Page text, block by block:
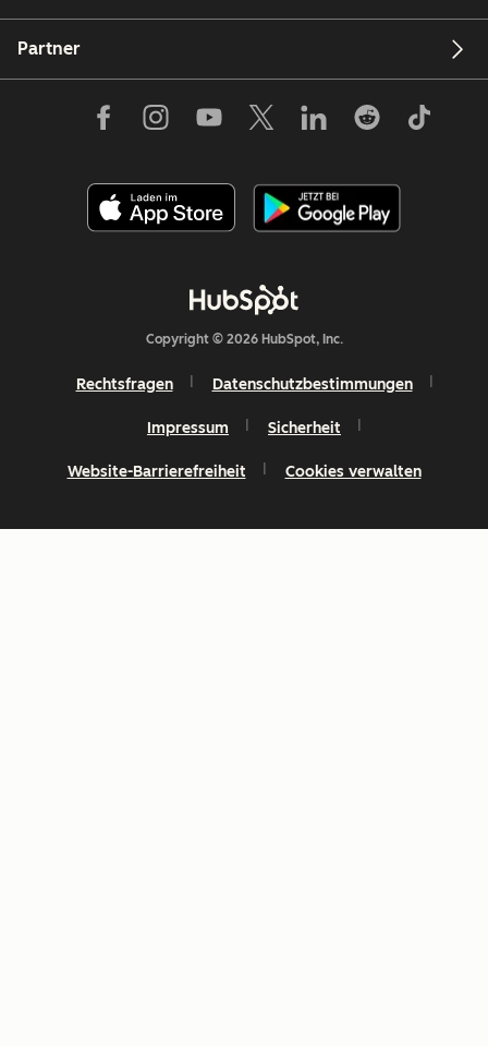
Partner
Copyright © 2026 HubSpot, Inc.
Rechtsfragen Datenschutzbestimmungen
Impressum Sicherheit
Website-Barrierefreiheit Cookies verwalten